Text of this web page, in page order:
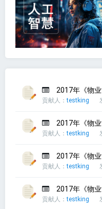
2017年《物
贡献人：testking
2017年《物
贡献人：testking
2017年《物
贡献人：testking
2017年《物
贡献人：testking